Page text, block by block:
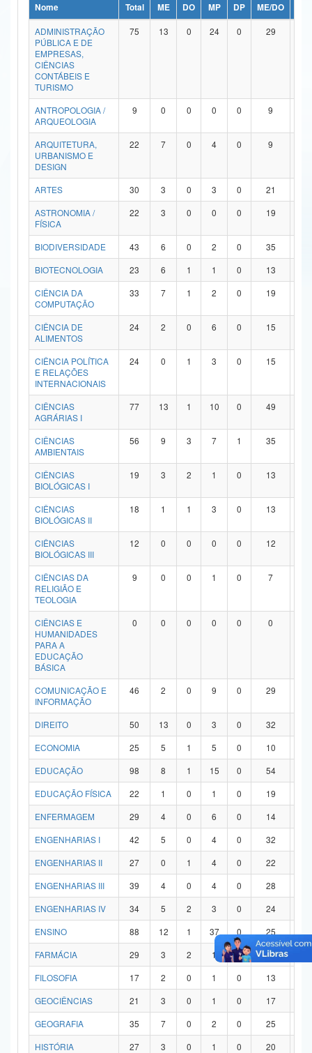
Ministério da Ciência, Tecnologia, Inovações e Comunicações
Ministério do Meio Ambiente
Ministério do Turismo
Ministério do Desenvolvimento Regional
Controladoria-Geral da União
Ministério da Mulher, da Família e dos Direitos Humanos
Secretaria de Governo
Advocacia-Geral da União
Banco Central do Brasil
Nome Total ME DO MP DP ME/DO
ADMINISTRAÇÃO
PÚBLICA E DE
EMPRESAS,
CIÊNCIAS
CONTÁBEIS E
TURISMO
75 13 0 24 0 29
ANTROPOLOGIA /
ARQUEOLOGIA
9 0 0 0 0 9
ARQUITETURA,
URBANISMO E
DESIGN
22 7 0 4 0 9
ARTES 30 3 0 3 0 21
ASTRONOMIA /
FÍSICA
22 3 0 0 0 19
BIODIVERSIDADE 43 6 0 2 0 35
BIOTECNOLOGIA
23 6 1 1 0 13
CIÊNCIA DA
COMPUTAÇÃO
33 7 1 2 0 19
CIÊNCIA DE
ALIMENTOS
24 2 0 6 0 15
CIÊNCIA POLÍTICA
E RELAÇÕES
INTERNACIONAIS
24 0 1 3 0 15
CIÊNCIAS
AGRÁRIAS I
77 13 1 10 0 49
CIÊNCIAS
AMBIENTAIS
56 9 3 7 1 35
CIÊNCIAS
BIOLÓGICAS I
19 3 2 1 0 13
CIÊNCIAS
BIOLÓGICAS II
18 1 1 3 0 13
CIÊNCIAS
BIOLÓGICAS III
12 0 0 0 0 12
CIÊNCIAS DA
RELIGIÃO E
TEOLOGIA
9 0 0 1 0 7
CIÊNCIAS E
HUMANIDADES
PARA A
EDUCAÇÃO
BÁSICA
0 0 0 0 0 0
COMUNICAÇÃO E
INFORMAÇÃO
46 2 0 9 0 29
DIREITO 50 13 0 3 0 32
ECONOMIA
25 5 1 5 0 10
EDUCAÇÃO
98 8 1 15 0 54
EDUCAÇÃO FÍSICA
22 1 0 1 0 19
ENFERMAGEM
29 4 0 6 0 14
ENGENHARIAS I
42 5 0 4 0 32
ENGENHARIAS II
27 0 1 4 0 22
ENGENHARIAS III
39 4 0 4 0 28
ENGENHARIAS IV
34 5 2 3 0 24
ENSINO
88 12 1 37 0 25
FARMÁCIA
29 3 2 1 0 21
FILOSOFIA
17 2 0 1 0 13
GEOCIÊNCIAS
21 3 0 1 0 17
GEOGRAFIA
35 7 0 2 0 25
HISTÓRIA
27 3 0 1 0 20